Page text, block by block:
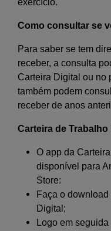
exercício.
Como consultar se
Para saber se tem
receber, a consulta
Carteira Digital ou no
também podem
receber de anos
Carteira de Trabalho
O app da
disponível para
Store:
Faça o
Digital;
Logo em